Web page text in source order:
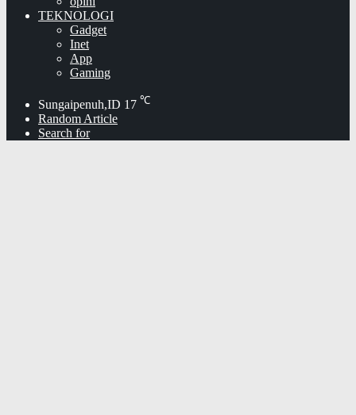
TEKNOLOGI
Gadget
Inet
App
Gaming
Sungaipenuh,ID 17 ℃
Random Article
Search for